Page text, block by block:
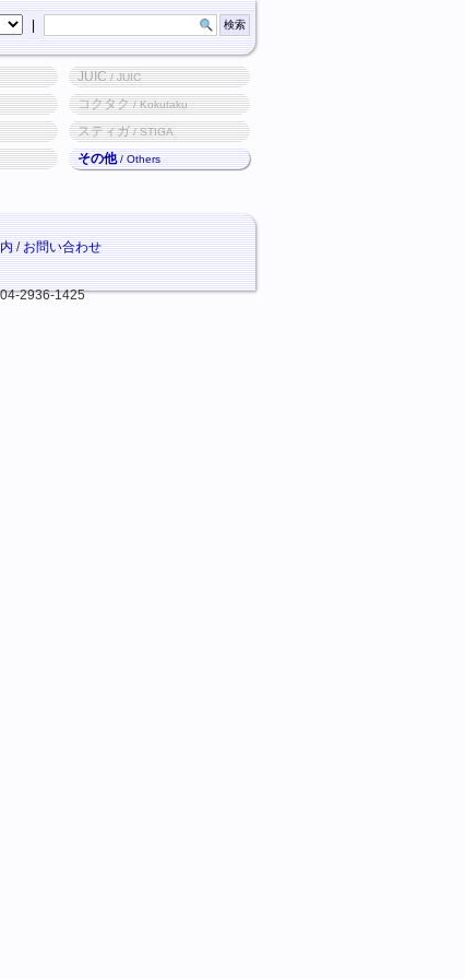
JUIC/ JUIC
コクタク/ Kokutaku
スティガ/ STIGA
その他/ Others
/お問い合わせ
2936-1425